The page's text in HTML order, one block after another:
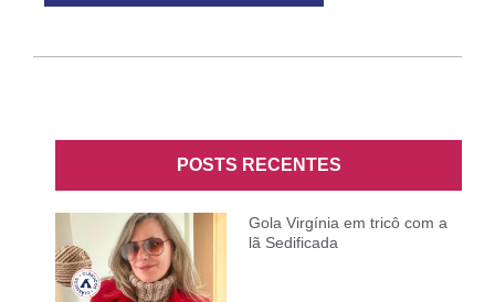
POSTS RECENTES
Gola Virgínia em tricô com a
lã Sedificada